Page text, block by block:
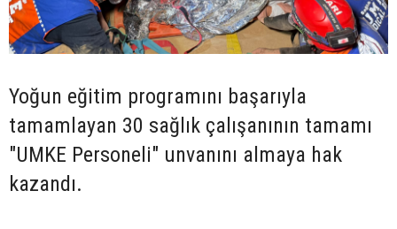
Yoğun eğitim programını başarıyla
tamamlayan 30 sağlık çalışanının tamamı
"UMKE Personeli" unvanını almaya hak
kazandı.